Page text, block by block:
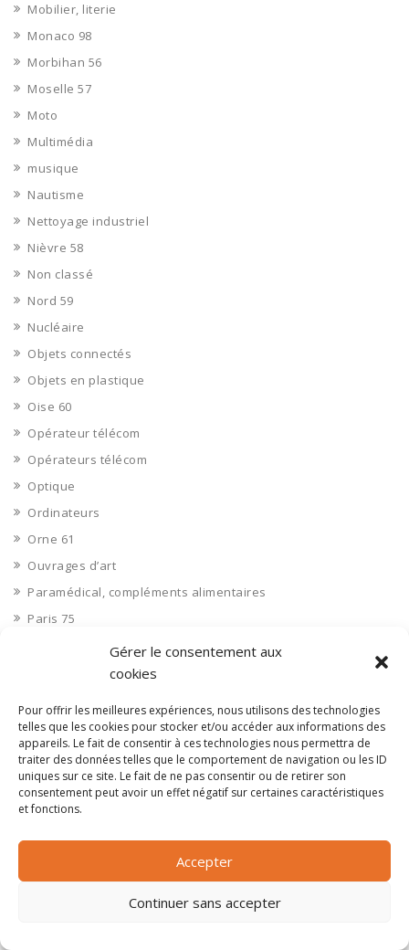
Gérer le consentement aux
cookies
Pour offrir les meilleures expériences, nous utilisons des technologies
telles que les cookies pour stocker et/ou accéder aux informations des
appareils. Le fait de consentir à ces technologies nous permettra de
traiter des données telles que le comportement de navigation ou les ID
uniques sur ce site. Le fait de ne pas consentir ou de retirer son
consentement peut avoir un effet négatif sur certaines caractéristiques
et fonctions.
Accepter
Continuer sans accepter
Mobilier, literie
Monaco 98
Morbihan 56
Moselle 57
Moto
Multimédia
musique
Nautisme
Nettoyage industriel
Nièvre 58
Non classé
Nord 59
Nucléaire
Objets connectés
Objets en plastique
Oise 60
Opérateur télécom
Opérateurs télécom
Optique
Ordinateurs
Orne 61
Ouvrages d’art
Paramédical, compléments alimentaires
Paris 75
Pas de Calais 62
Pétrole
Pharmaceutique, médicaments
Pharmacie et vente d'articles médicaux
Photos
Ponts